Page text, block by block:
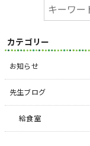
カテゴリー
お知らせ
先生ブログ
給食室